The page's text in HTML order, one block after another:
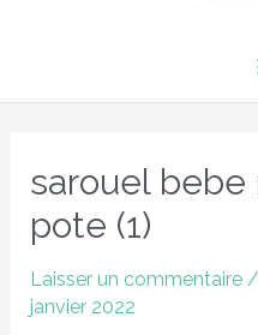
sarouel
pote (1)
Laisser un commentaire /
janvier 2022
articles